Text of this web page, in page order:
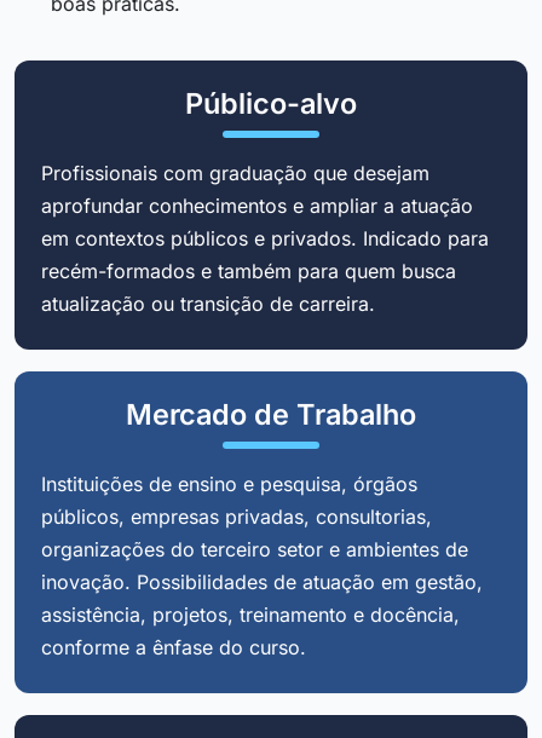
Público-alvo
Profissionais com graduação que desejam
aprofundar conhecimentos e ampliar a atuação
em contextos públicos e privados. Indicado para
recém-formados e também para quem busca
atualização ou transição de carreira.
Mercado de Trabalho
Instituições de ensino e pesquisa, órgãos
públicos, empresas privadas, consultorias,
organizações do terceiro setor e ambientes de
inovação. Possibilidades de atuação em gestão,
assistência, projetos, treinamento e docência,
conforme a ênfase do curso.